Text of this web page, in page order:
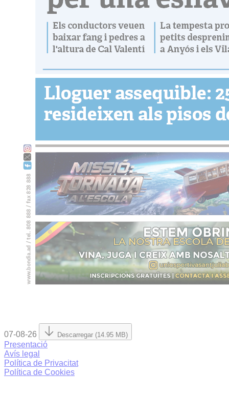
07-08-26 Descarregar (14.95 MB)
Presentació
Avís legal
Política de Privacitat
Política de Cookies